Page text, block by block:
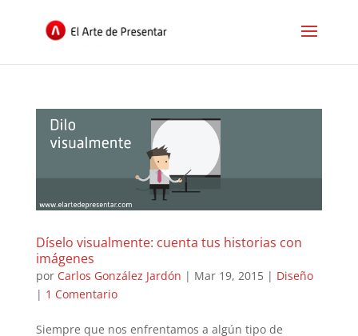
Díselo visualmente: cuenta tus historias con
imágenes
por Carlos González Jardón | Mar 19, 2015| Diseño
| 1 Comentario
Siempre que nos enfrentamos a algún tipo de